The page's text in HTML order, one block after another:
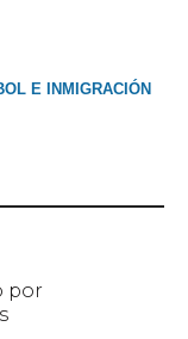
E INMIGRACIÓN